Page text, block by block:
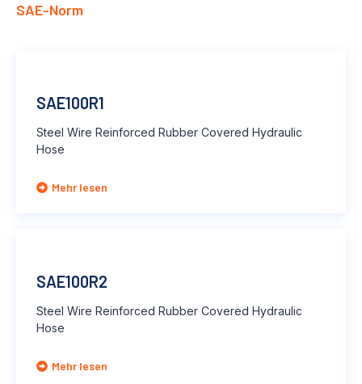
SAE-Norm
SAE100R1
Steel Wire Reinforced Rubber Covered Hydraulic
Hose
Mehr lesen
SAE100R2
Steel Wire Reinforced Rubber Covered Hydraulic
Hose
Mehr lesen